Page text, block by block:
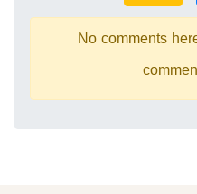
No comments